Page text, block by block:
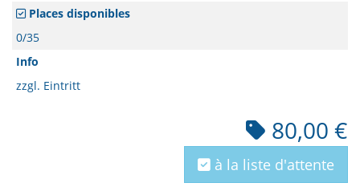
Places disponibles
0/35
Info
zzgl. Eintritt
80,00 €
à la liste d'attente